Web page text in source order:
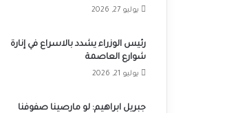
يوليو 27, 2026
رئيس الوزراء يشدد بالاسراع في إنارة
شوارع العاصمة
يوليو 21, 2026
جبريل ابراهيم: لو مارصينا صفوفنا